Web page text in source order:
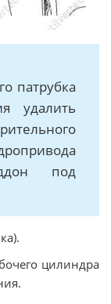
патрубка
удалить
под
цилиндра